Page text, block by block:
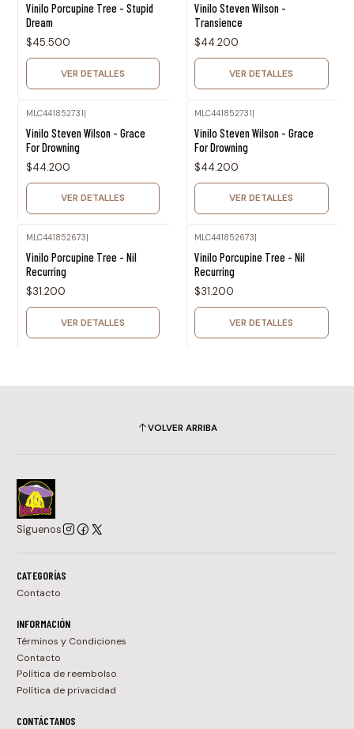
Vinilo Porcupine Tree - Stupid
Dream
$45.500
VER DETALLES
Vinilo Steven Wilson -
Transience
$44.200
VER DETALLES
MLC441852731|
Vinilo Steven Wilson - Grace
For Drowning
$44.200
VER DETALLES
MLC441852731|
Vinilo Steven Wilson - Grace
For Drowning
$44.200
VER DETALLES
MLC441852673
Vinilo Porcupine Tree - Nil
Recurring
$31.200
VER DETALLES
MLC441852673
Vinilo Porcupine Tree - Nil
Recurring
$31.200
VER DETALLES
VOLVER ARRIBA
Síguenos
CATEGORÍAS
Contacto
INFORMACIÓN
Términos y Condiciones
Contacto
Política de reembolso
Política de privacidad
CONTÁCTANOS